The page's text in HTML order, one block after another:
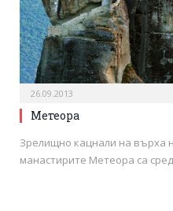
26.09.2013
Метеора
Зрелищно кацнали на върха
манастирите Метеора са